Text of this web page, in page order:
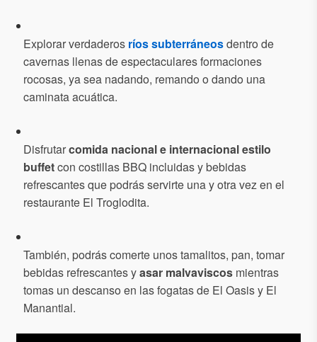
Explorar verdaderos ríos subterráneosdentro de
cavernas llenas de espectaculares formaciones
rocosas, ya sea nadando, remando o dando una
caminata acuática.
Disfrutarcomida nacional e internacional estilo
buffetcon costillas BBQ incluidas y bebidas
refrescantes que podrás servirte una y otra vez en el
restaurante El Troglodita.
También, podrás comerte unos tamalitos, pan, tomar
bebidas refrescantes yasar malvaviscos mientras
tomas un descanso en las fogatas de El Oasis y El
Manantial.